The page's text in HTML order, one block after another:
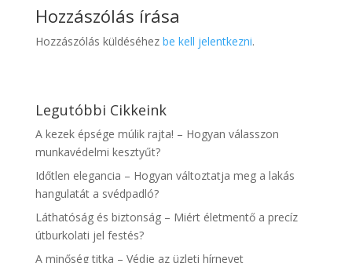
Hozzászólás írása
Hozzászólás küldéséhez be kell jelentkezni.
Legutóbbi Cikkeink
A kezek épsége múlik rajta! – Hogyan válasszon
munkavédelmi kesztyűt?
Időtlen elegancia – Hogyan változtatja meg a lakás
hangulatát a svédpadló?
Láthatóság és biztonság – Miért életmentő a precíz
útburkolati jel festés?
A minőség titka – Védje az üzleti hírnevet